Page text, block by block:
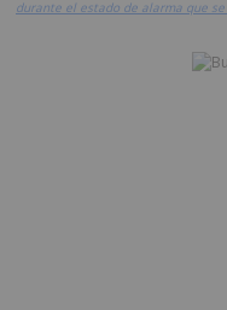
durante el estado de alarma que